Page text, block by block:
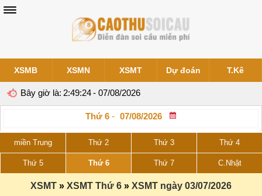
XSMB XSMN XSMT Dự đoán T.Kê
Bây giờ là: 2:49:25- 07/08/2026
Thứ 6 -
miền Trung Thứ 2 Thứ 3 Thứ 4
Thứ 5 Thứ 6 Thứ 7 C.Nhật
XSMT » XSMT Thứ 6 » XSMT ngày 03/07/2026